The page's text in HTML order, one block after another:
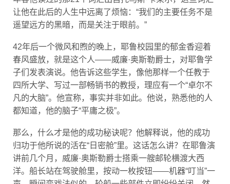
让他在此后的人生中远离了烦恼：“我们的主要任务不是
遥望远方的黑暗，而是关注于眼前。”
42年后一个微风和煦的晚上，耶鲁校园里的郁金香迎着
春风盛放，就是这个人——威廉·奥斯勒爵士，对耶鲁学
子们发表演说。他告诉这些学生，像他那样一个任教于
四所大学、写过一部畅销书的教授，理应有一个“卓尔不
凡的大脑”。他宣称，事实并非如此。他说，熟悉他的人
都知道，他的脑子“平庸之极”。
那么，什么才是他的成功秘诀呢？他解释说，他的成功
归功于他所说的活在“日密舱”里。这话怎么讲？在耶鲁演
讲前几个月，威廉·奥斯勒爵士搭乘一艘邮轮横渡大西
洋。船长站在驾驶舱里，按动一枚按钮——机器“叮当”一
声，瞬间变戏法似的，轮船一些部件立即纷纷关闭，然